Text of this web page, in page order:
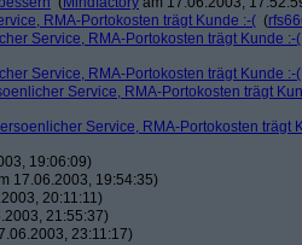
RMA-Portokosten trägt Kunde :-( (
Service, RMA-Portokosten trägt Kunde :-(
Service, RMA-Portokosten trägt Kunde :-(
Service, RMA-Portokosten trägt
Service, RMA-Portokosten trägt
19:06:09)
17.06.2003, 19:54:35)
20:11:11)
21:55:37)
23:11:17)